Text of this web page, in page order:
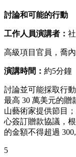
討論和可能的行動
工作人員演講者：
高級項目官員，喬
演講時間： 約5分鐘
討論並可能採取行
最高 30 萬美元的贈
山藝術家提供節目
心簽訂贈款協議，
的金額不得超過
5